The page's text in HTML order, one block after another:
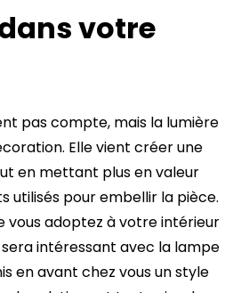
votre
pas compte, mais la lumière
Elle vient créer une
en mettant plus en valeur
utilisés pour embellir la pièce.
vous adoptez à votre intérieur
intéressant avec la lampe
en avant chez vous un style